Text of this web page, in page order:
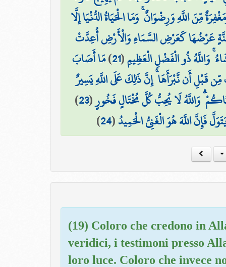
اللَّهِ وَرِضْوَانٌ ۚ وَمَا الْحَيَاةُ الدُّنْيَا إِلَّا
عَرْضُهَا كَعَرْضِ السَّمَاءِ وَالْأَرْضِ أُعِدَّتْ
وَاللَّهُ ذُو الْفَضْلِ الْعَظِيمِ(
21
)مَا أَصَابَ
قَبْلِ أَن نَّبْرَأَهَا ۚ إِنَّ ذَٰلِكَ عَلَى اللَّهِ يَسِيرٌ
وَاللَّهُ لَا يُحِبُّ كُلَّ مُخْتَالٍ فَخُورٍ(
23
)
فَإِنَّ اللَّهَ هُوَ الْغَنِيُّ الْحَمِيدُ(
24
)
(19) Coloro che credono in
veridici, i testimoni presso
loro luce. Coloro che invece